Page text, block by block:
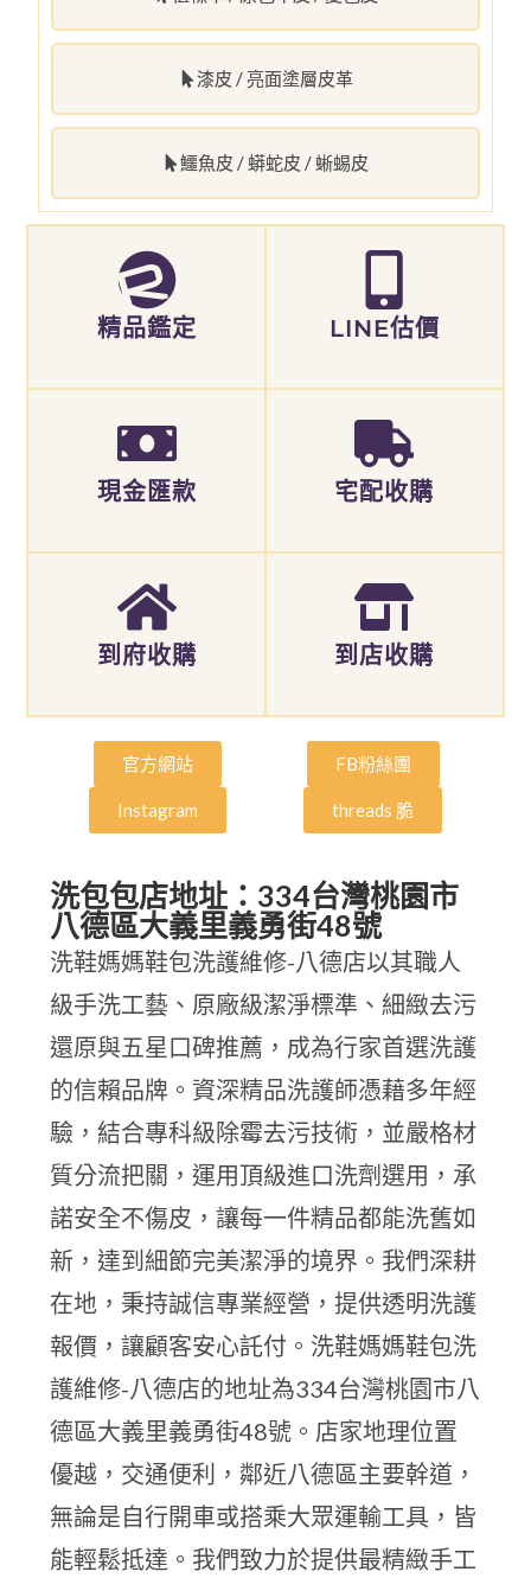
漆皮 / 亮面塗層皮革
鱷魚皮 / 蟒蛇皮 / 蜥蜴皮
精品鑑定 LINE估價
現金匯款 宅配收購
到府收購 到店收購
官方網站 FB粉絲團
Instagram threads 脆
洗包包店地址：334台灣桃園市
八德區大義里義勇街48號
洗鞋媽媽鞋包洗護維修-八德店以其職人
級手洗工藝、原廠級潔淨標準、細緻去污
還原與五星口碑推薦，成為行家首選洗護
的信賴品牌。資深精品洗護師憑藉多年經
驗，結合專科級除霉去污技術，並嚴格材
質分流把關，運用頂級進口洗劑選用，承
諾安全不傷皮，讓每一件精品都能洗舊如
新，達到細節完美潔淨的境界。我們深耕
在地，秉持誠信專業經營，提供透明洗護
報價，讓顧客安心託付。洗鞋媽媽鞋包洗
護維修-八德店的地址為334台灣桃園市八
德區大義里義勇街48號。店家地理位置
優越，交通便利，鄰近八德區主要幹道，
無論是自行開車或搭乘大眾運輸工具，皆
能輕鬆抵達。我們致力於提供最精緻手工